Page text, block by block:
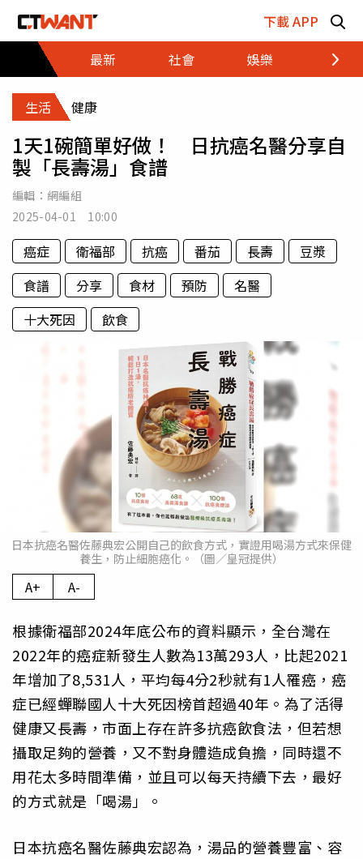
下載 APP
最新
社會 娛樂 財經
生活 健康
1天1碗簡單好做！ 日抗癌名醫分享自
製「長壽湯」食譜
編輯： 網編組
2025-04-01 10:00
癌症 衛福部 抗癌 番茄 長壽
豆漿
食譜
分享 食材 預防
名醫
十大死因
飲食
日本抗癌名醫佐藤典宏公開自己的飲食方式，實證用喝湯方式來保健
養生，防止細胞癌化。（圖／皇冠提供）
A+ A-
根據衛福部2024年底公布的資料顯示，全台灣在
2022年的癌症新發生人數為13萬293人，比起2021
年增加了8,531人，平均每4分2秒就有1人罹癌，癌
症已經蟬聯國人十大死因榜首超過40年。為了活得
健康又長壽，市面上存在許多抗癌飲食法，但若想
攝取足夠的營養，又不對身體造成負擔，同時還不
用花太多時間準備，並且可以每天持續下去，最好
的方式就是「喝湯」。
日本抗癌名醫佐藤典宏認為，湯品的營養豐富、容